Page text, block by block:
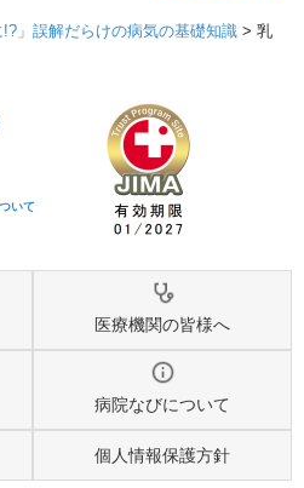
!?」誤解だらけの病気の基礎知識 > 乳
いて
医療機関の皆様へ
病院なびについて
個人情報保護方針